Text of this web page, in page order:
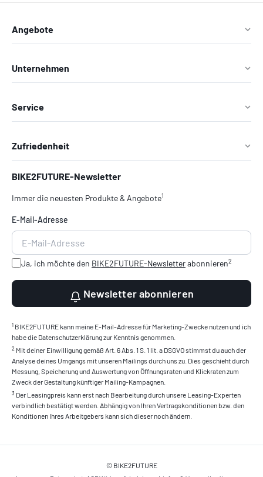
Angebote
Unternehmen
Service
Zufriedenheit
BIKE2FUTURE-Newsletter
Immer die neuesten Produkte & Angebote1
E-Mail-Adresse
Ja, ich möchte den BIKE2FUTURE-Newsletterabonnieren2
Newsletter abonnieren
1 BIKE2FUTURE kann meine E-Mail-Adresse für Marketing-Zwecke nutzen und ich
habe die Datenschutzerklärung zur Kenntnis genommen.
2 Mit deiner Einwilligung gemäß Art. 6 Abs. 1 S. 1 lit. a DSGVO stimmst du auch der
Analyse deines Umgangs mit unseren Mailings durch uns zu. Dies geschieht durch
Messung, Speicherung und Auswertung von Öffnungsraten und Klickraten zum
Zweck der Gestaltung künftiger Mailing-Kampagnen.
3 Der Leasingpreis kann erst nach Bearbeitung durch unsere Leasing-Experten
verbindlich bestätigt werden. Abhängig von Ihren Vertragskonditionen bzw. den
Konditionen Ihres Arbeitgebers kann sich dieser noch ändern.
© BIKE2FUTURE